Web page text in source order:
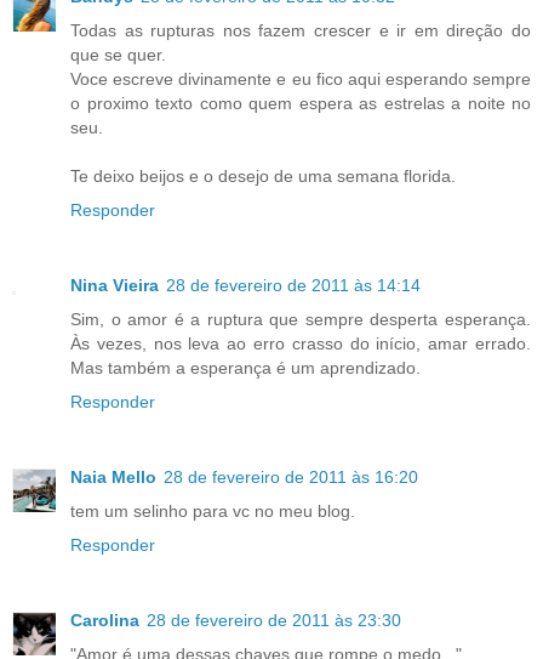
Todas as rupturas nos fazem crescer e ir em direção do
que se quer.
Voce escreve divinamente e eu fico aqui esperando sempre
o proximo texto como quem espera as estrelas a noite no
seu.
Te deixo beijos e o desejo de uma semana florida.
Responder
Nina Vieira 28 de fevereiro de 2011 às 14:14
Sim, o amor é a ruptura que sempre desperta esperança.
Às vezes, nos leva ao erro crasso do início, amar errado.
Mas também a esperança é um aprendizado.
Responder
Naia Mello 28 de fevereiro de 2011 às 16:20
tem um selinho para vc no meu blog.
Responder
Carolina 28 de fevereiro de 2011 às 23:30
"Amor é uma dessas chaves que rompe o medo..."